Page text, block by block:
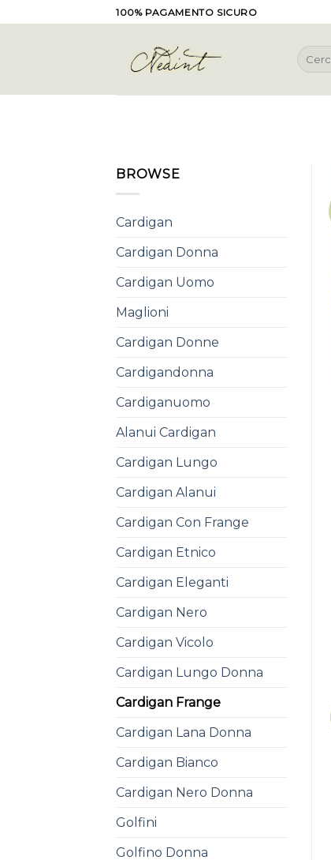
to
100% PAGAMENTO SICURO
Cerca:
BROWSE
Cardigan
Cardigan Donna
Cardigan Uomo
Maglioni
Cardigan Donne
Cardigandonna
Cardiganuomo
Alanui Cardigan
Cardigan Lungo
Cardigan Alanui
Cardigan Con Frange
Cardigan Etnico
Cardigan Eleganti
Cardigan Nero
Cardigan Vicolo
Cardigan Lungo Donna
Cardigan Frange
Cardigan Lana Donna
Cardigan Bianco
Cardigan Nero Donna
Golfini
Golfino Donna